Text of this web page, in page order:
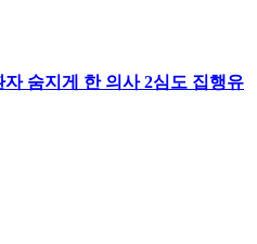
숨지게 한 의사 2심도 집행유